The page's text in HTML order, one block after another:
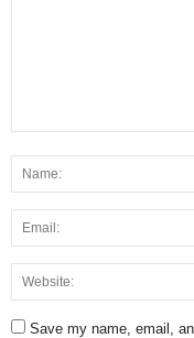
Save my name, email,